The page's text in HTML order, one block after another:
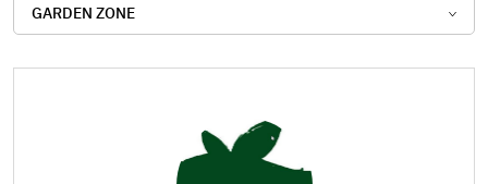
GARDEN ZONE